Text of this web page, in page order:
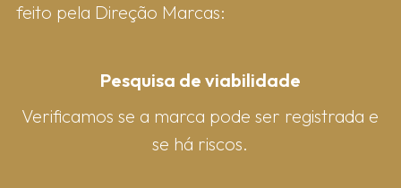
feito pela Direção Marcas:
Pesquisa de viabilidade
Verificamos se a marca pode ser registrada e
se há riscos.